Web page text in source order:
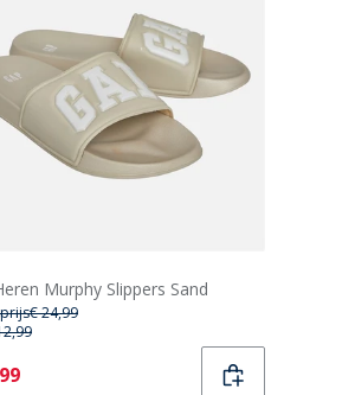
Murphy Slippers Sand
€ 24,99